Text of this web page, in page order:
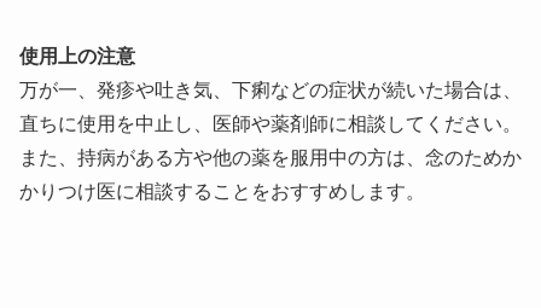
使用上の注意
万が一、発疹や吐き気、下痢などの症状が続いた場合は、
直ちに使用を中止し、医師や薬剤師に相談してください。
また、持病がある方や他の薬を服用中の方は、念のためか
かりつけ医に相談することをおすすめします。